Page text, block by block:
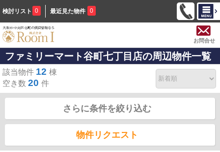
検討リスト 0 最近見た物件 0
お問合せ
ファミリーマート谷町七丁目店の周辺物件一覧
該当物件 12 棟
空き数 20 件
さらに条件を絞り込む
物件リクエスト